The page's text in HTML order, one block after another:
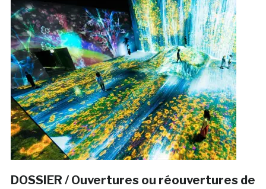
DOSSIER / Ouvertures ou réouvertures de